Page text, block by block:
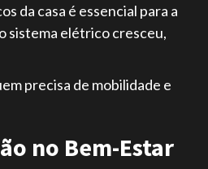
da casa é essencial para a
sistema elétrico cresceu,
precisa de mobilidade e
no Bem-Estar